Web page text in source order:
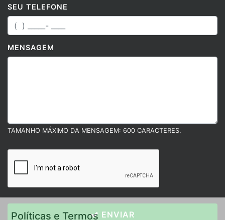
SEU TELEFONE
MENSAGEM
TAMANHO MÁXIMO DA MENSAGEM: 600 CARACTERES.
ENVIAR
Políticas e Termos